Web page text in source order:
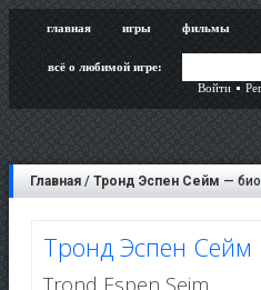
главная игры фильмы
всё о любимой игре:
Войти
Главная / Тронд Эспен Сейм —
Тронд Эспен Сейм
Trond Espen Seim